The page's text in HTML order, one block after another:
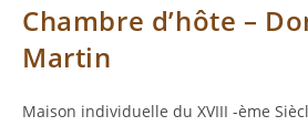
Chambre d’hôte –
Martin
Maison individuelle du XVIII -ème